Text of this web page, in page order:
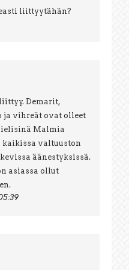
liittyytähän?
Demarit,
ja vihreät ovat olleet
Malmia
kaikissa valtuuston
äänestyksissä.
asiassa ollut